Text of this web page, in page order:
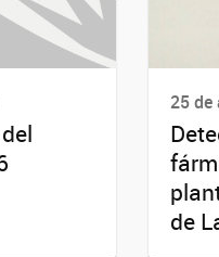
25 de
de